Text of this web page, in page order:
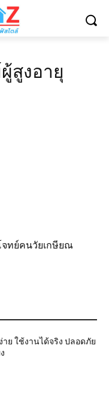
สูงอายุ
จทย์คนวัยเกษียณ
าย ใช้งานได้จริง ปลอดภัย